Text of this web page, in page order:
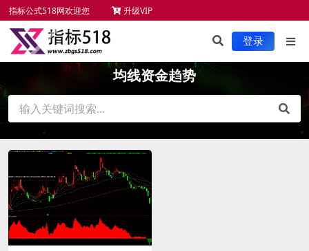
指标公式518网欢迎您
升级VIP
未来函数检测
服务项目 指标安装
登录
均线资金趋势